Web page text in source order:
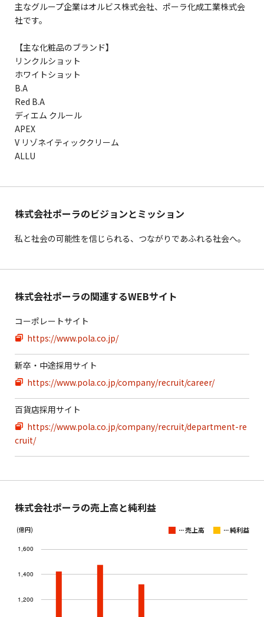
主なグループ企業はオルビス株式会社、ポーラ化成工業株式会
社です。
【主な化粧品のブランド】
リンクルショット
ホワイトショット
B.A
Red B.A
ディエム クルール
APEX
V リゾネイティッククリーム
ALLU
株式会社ポーラのビジョンとミッション
私と社会の可能性を信じられる、つながりであふれる社会へ。
株式会社ポーラの関連するWEBサイト
コーポレートサイト
https://www.pola.co.jp/
新卒・中途採用サイト
https://www.pola.co.jp/company/recruit/career/
百貨店採用サイト
https://www.pola.co.jp/company/recruit/department-re
cruit/
株式会社ポーラの売上高と純利益
(億円) ...売上高 ...純利益